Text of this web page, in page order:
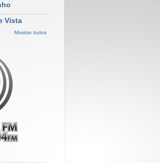
Vista
Mostrar todos